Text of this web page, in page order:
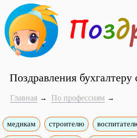
Поздравления
Главная По профессиям
медикам строителю